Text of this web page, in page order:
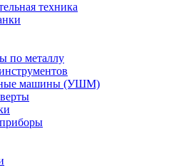
техника
по металлу
машины (УШМ)